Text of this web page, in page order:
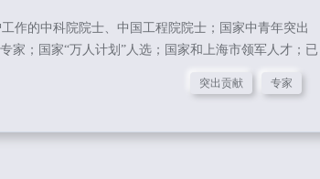
作的中科院院士、中国工程院院士；国家中青年突出
家；国家“万人计划”人选；国家和上海市领军人才；已
(直属)驻沪机构、部队在沪单位或其他在沪单位(局以
贡献专家协会下属专业委员会：上海市突出贡献专家
突出贡献 专家